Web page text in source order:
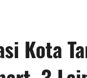
Kota